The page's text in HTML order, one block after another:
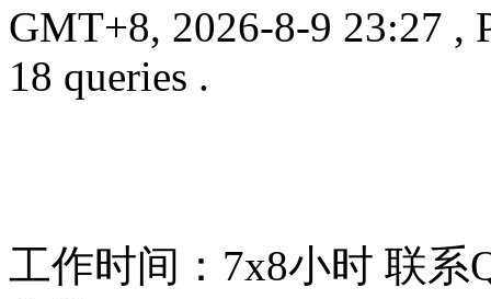
GMT+8, 2026-8-9 23:27 ,
18 queries .
工作时间：7x8小时 联系